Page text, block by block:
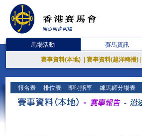
馬場活動 賽馬資訊
賽事資料(本地) 賽事資料(越洋轉播)
報名表 排位表 即時賠率 練馬師分場表